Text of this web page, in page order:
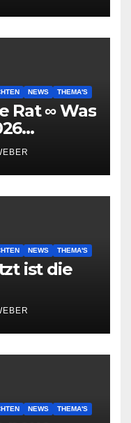
NEWS THEMA'S
Rat ∞ Was
NEWS THEMA'S
ist die
NEWS THEMA'S